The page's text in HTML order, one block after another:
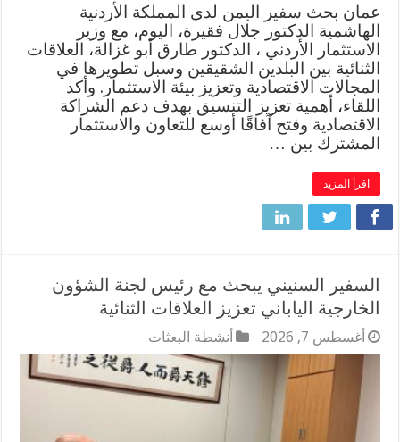
عمان بحث سفير اليمن لدى المملكة الأردنية
الهاشمية الدكتور جلال فقيرة، اليوم، مع وزير
الاستثمار الأردني ، الدكتور طارق أبو غزالة، العلاقات
الثنائية بين البلدين الشقيقين وسبل تطويرها في
المجالات الاقتصادية وتعزيز بيئة الاستثمار. وأكد
اللقاء، أهمية تعزيز التنسيق بهدف دعم الشراكة
الاقتصادية وفتح آفاقًا أوسع للتعاون والاستثمار
المشترك بين …
اقرأ المزيد
السفير السنيني يبحث مع رئيس لجنة الشؤون
الخارجية الياباني تعزيز العلاقات الثنائية
أغسطس 7, 2026 أنشطة البعثات